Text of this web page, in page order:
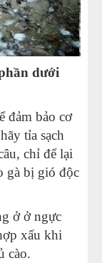
dưới
đảm bảo cơ
tỉa sạch
chỉ để lại
gà bị gió độc
ở ở ngực
xấu khi
cào.